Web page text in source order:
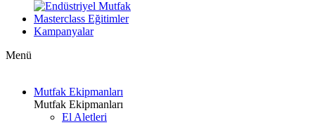
Masterclass Eğitimler
Kampanyalar
Menü
Mutfak Ekipmanları
Mutfak Ekipmanları
El Aletleri